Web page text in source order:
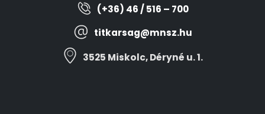
(+36) 46 / 516 – 700
titkarsag@mnsz.hu
3525 Miskolc, Déryné u. 1.